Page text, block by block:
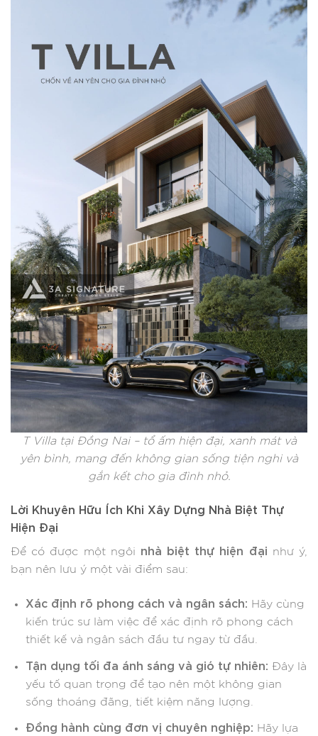
T Villa tại Đồng Nai – tổ ấm hiện đại, xanh mát và
yên bình, mang đến không gian sống tiện nghi và
gắn kết cho gia đình nhỏ.
Lời Khuyên Hữu Ích Khi Xây Dựng Nhà Biệt Thự
Hiện Đại
Để có được một ngôi nhà biệt thự hiện đại như ý,
bạn nên lưu ý một vài điểm sau:
Xác định rõ phong cách và ngân sách: Hãy cùng
kiến trúc sư làm việc để xác định rõ phong cách
thiết kế và ngân sách đầu tư ngay từ đầu.
Tận dụng tối đa ánh sáng và gió tự nhiên: Đây là
yếu tố quan trọng để tạo nên một không gian
sống thoáng đãng, tiết kiệm năng lượng.
Đồng hành cùng đơn vị chuyên nghiệp: Hãy lựa